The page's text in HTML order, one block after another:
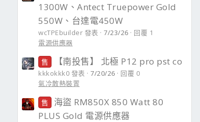
1300W、Antect Truepower Gold
550W、台達電450W
wcTPEbuilder 發表 7/23/26
回覆 1
電源供應器
售 【南投售】 北極 P12 pro pst co
kkkokkk0 發表 7/20/26
回覆 0
氣冷散熱裝置
售
海盜 RM850X 850 Watt 80
PLUS Gold 電源供應器